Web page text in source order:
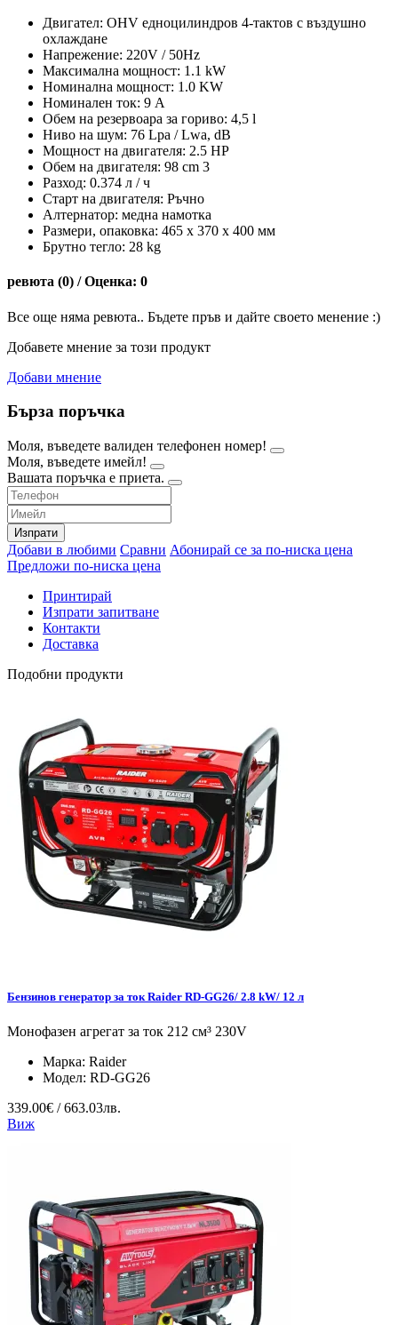
Двигател: OHV едноцилиндров 4-тактов с въздушно
охлаждане
Напрежение: 220V / 50Hz
Максимална мощност: 1.1 kW
Номинална мощност: 1.0 KW
Номинален ток: 9 A
Обем на резервоара за гориво: 4,5 l
Ниво на шум: 76 Lpa / Lwa, dB
Мощност на двигателя: 2.5 HP
Обем на двигателя: 98 cm 3
Разход: 0.374 л / ч
Старт на двигателя: Ръчно
Алтернатор: медна намотка
Размери, опаковка: 465 х 370 х 400 мм
Брутно тегло: 28 kg
ревюта (0) / Оценка: 0
Все още няма ревюта.. Бъдете пръв и дайте своето менение :)
Добавете мнение за този продукт
Добави мнение
Бърза поръчка
Моля, въведете валиден телефонен номер!
Моля, въведете имейл!
Вашата поръчка е приета.
Изпрати
Добави в любими Сравни Абонирай се за по-ниска цена
Предложи по-ниска цена
Принтирай
Изпрати запитване
Контакти
Доставка
Подобни продукти
Бензинов генератор за ток Raider RD-GG26/ 2.8 kW/ 12 л
Монофазен агрегат за ток 212 см³ 230V
Марка: Raider
Модел: RD-GG26
339.00€ / 663.03лв.
Виж